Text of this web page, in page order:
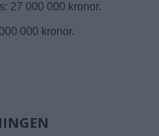
27 000 000 kronor.
000 kronor.